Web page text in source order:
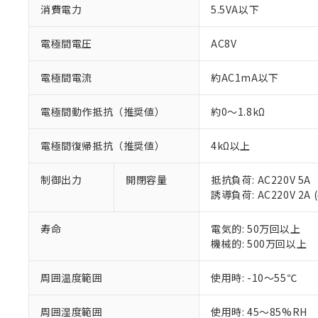
消費電力 5.5VA以下
電極間電圧 AC8V
電極間電流 約AC1mA以下
電極間動作抵抗（推奨値） 約0～1.8kΩ
電極間復帰抵抗（推奨値） 4kΩ以上
制御出力 開閉容量
抵抗負荷: AC220V 5A
誘導負荷: AC220V 2A
寿命
電気的: 50万回以上
機械的: 500万回以上
周囲温度範囲 使用時: -10～55℃
周囲湿度範囲 使用時: 45～85%RH
ご利用条件
以下の条件をお読
当社制御機
在庫状況お
い。
正式な納期
当社販売員
在庫状況お
す。
マイパーツ
お客様が当
が、当社の
さい。
調査・確認中：
非該当品：ライセ
仕入先様の事情に
があります。
鉛(Pb) 1000ppm以下、
六価クロム(Cr(Ⅵ))
ル（DBP） 1000ppm
但し、RoHS指令で産
フタル酸エステル類の
※2 対応予定月
部品在庫の切り替
※3 非含有証明
下記の非含有証明
※1 中国
「×」：最大均質
「－」：未確認で
*中国RoHS10物質の基
Cr(Ⅵ)(六価クロム) :
※2 環境保護使
「ｅ」：有害物質
味します。
「－」：未確認で
などの必要な
当社は規制
当社は貴社
置等に一切
当社は、貴
また当社は
たしません。
記
号
○ 一定数
△ 一定数に
－
在庫な
機器販売
空
白
受注生